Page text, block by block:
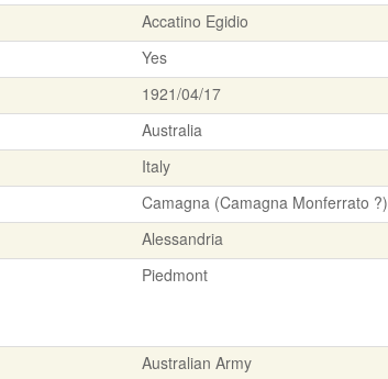
Accatino Egidio
Yes
1921/04/17
Australia
Italy
Camagna (Camagna Monferrato ?)
Alessandria
Piedmont
Australian Army